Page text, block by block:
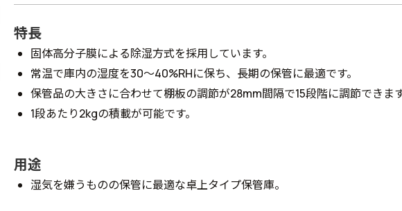
特長
固体高分子膜による除湿方式を採用しています。
常温で庫内の湿度を30～40%RHに保ち、長期の保管に最適です。
保管品の大きさに合わせて棚板の調節が28mm間隔で15段階に調節できます
1段あたり2kgの積載が可能です。
用途
湿気を嫌うものの保管に最適な卓上タイプ保管庫。